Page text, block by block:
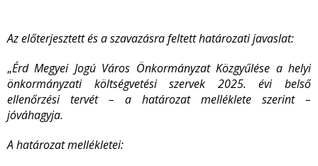
Az előterjesztett és a szavazásra feltett határozati javaslat:
„Érd Megyei Jogú Város Önkormányzat Közgyűlése a helyi
önkormányzati költségvetési szervek 2025. évi belső
ellenőrzési tervét – a határozat melléklete szerint –
jóváhagyja.
A határozat mellékletei: